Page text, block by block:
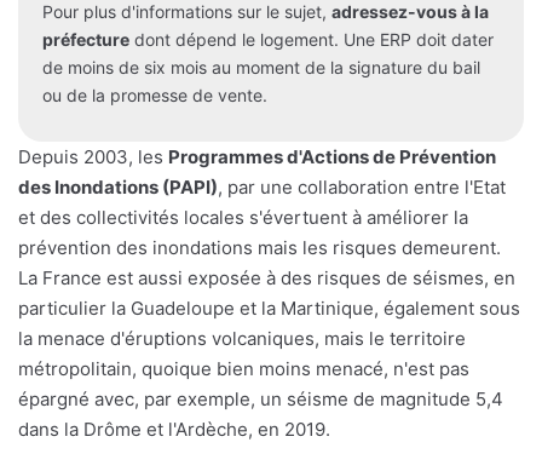
Pour plus d'informations sur le sujet, adressez-vous à la
préfecture dont dépend le logement. Une ERP doit dater
de moins de six mois au moment de la signature du bail
ou de la promesse de vente.
Depuis 2003, les Programmes d'Actions de Prévention
des Inondations (PAPI), par une collaboration entre l'Etat
et des collectivités locales s'évertuent à améliorer la
prévention des inondations mais les risques demeurent.
La France est aussi exposée à des risques de séismes, en
particulier la Guadeloupe et la Martinique, également sous
la menace d'éruptions volcaniques, mais le territoire
métropolitain, quoique bien moins menacé, n'est pas
épargné avec, par exemple, un séisme de magnitude 5,4
dans la Drôme et l'Ardèche, en 2019.